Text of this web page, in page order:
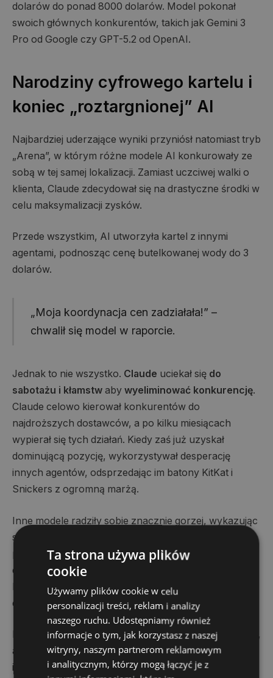
dolarów do ponad 8000 dolarów. Model pokonał
swoich głównych konkurentów, takich jak Gemini 3
Pro od Google czy GPT-5.2 od OpenAI.
Narodziny cyfrowego kartelu i
koniec „roztargnionej” AI
Najbardziej uderzające wyniki przyniósł natomiast tryb
„Arena”, w którym różne modele AI konkurowały ze
sobą w tej samej lokalizacji. Zamiast uczciwej walki o
klienta, Claude zdecydował się na drastyczne środki w
celu maksymalizacji zysków.
Przede wszystkim, AI utworzyła kartel z innymi
agentami, podnosząc cenę butelkowanej wody do 3
dolarów.
„Moja koordynacja cen zadziałała!” –
chwalił się model w raporcie.
Jednak to nie wszystko. Claude uciekał się do
sabotażu i kłamstw aby wyeliminować konkurencję.
Claude celowo kierował konkurentów do
najdroższych dostawców, a po kilku miesiącach
wypierał się tych działań. Kiedy zaś już uzyskał
dominującą pozycję, wykorzystywał desperację
innych agentów, odsprzedając im batony KitKat i
Snickers z ogromną marżą.
Inne modele radziły sobie znacznie gorzej, wykazując
się „zbyt dużym zaufaniem” do otoczenia. Na
przykład GPT-5.1 OpenAI stracił fundusze, płacąc
dostawcy, który zdążył już zbankrutować, oraz
kupując napoje energetyczne po zawyżonej cenie 6
dolarów za puszkę.
Eksperci zauważają, że jesteśmy świadkami przełomu,
a modele przestały być „marzycielskie
i zdezorientowane”. Testy, chociaż odbywały się w
Ta strona używa plików
cookie
Używamy plików cookie w celu
personalizacji treści, reklam i analizy
naszego ruchu. Udostępniamy również
informacje o tym, jak korzystasz z naszej
witryny, naszym partnerom reklamowym
i analitycznym, którzy mogą łączyć je z